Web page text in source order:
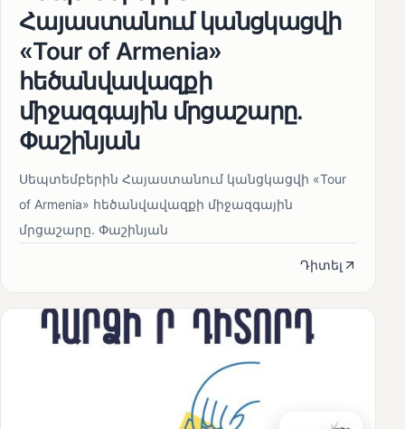
Հայաստանում կանցկացվի
«Tour of Armenia»
հեծանվավազքի
միջազգային մրցաշարը.
Փաշինյան
Սեպտեմբերին Հայաստանում կանցկացվի «Tour
of Armenia» հեծանվավազքի միջազգային
մրցաշարը. Փաշինյան
Դիտել